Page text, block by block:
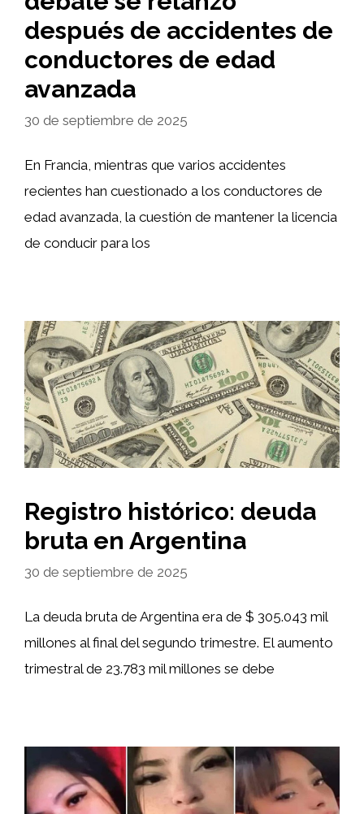
después de accidentes de
conductores de edad
avanzada
30 de septiembre de 2025
En Francia, mientras que varios accidentes
recientes han cuestionado a los conductores de
edad avanzada, la cuestión de mantener la licencia
de conducir para los
Registro histórico: deuda
bruta en Argentina
30 de septiembre de 2025
La deuda bruta de Argentina era de $ 305.043 mil
millones al final del segundo trimestre. El aumento
trimestral de 23.783 mil millones se debe